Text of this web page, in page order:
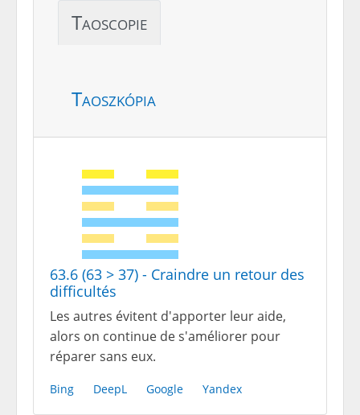
Taoscopie
Taoszkópia
63.6 (63 > 37) - Craindre un retour des
difficultés
Les autres évitent d'apporter leur aide,
alors on continue de s'améliorer pour
réparer sans eux.
Bing DeepL Google Yandex